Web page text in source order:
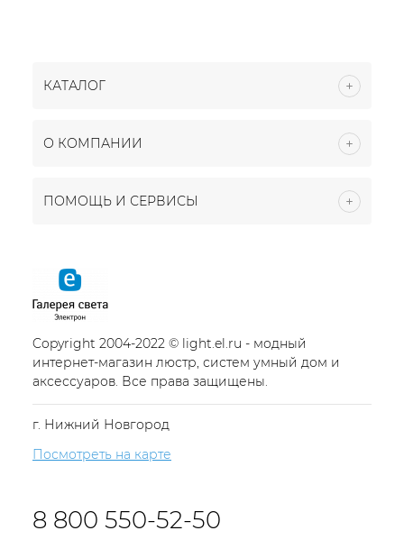
КАТАЛОГ
О КОМПАНИИ
ПОМОЩЬ И СЕРВИСЫ
Copyright 2004-2022 © light.el.ru - модный
интернет-магазин люстр, систем умный дом и
аксессуаров. Все права защищены.
г. Нижний Новгород
Посмотреть на карте
8 800 550-52-50